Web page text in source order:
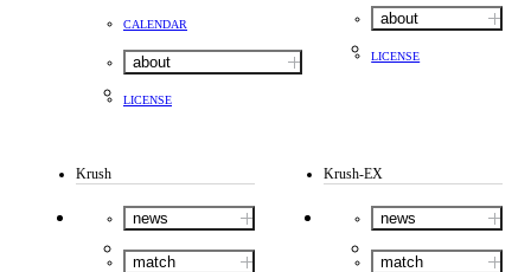
CALENDAR
about
LICENSE
about
LICENSE
Krush
news
match
Krush-EX
news
match